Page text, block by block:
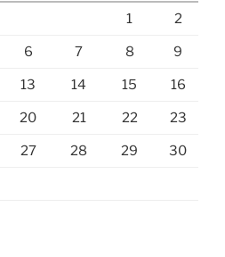
1 2
6 7 8 9
13 14 15 16
20 21 22 23
27 28 29 30